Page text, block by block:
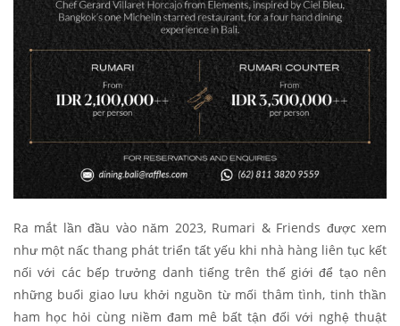
Ra mắt lần đầu vào năm 2023, Rumari & Friends được xem
như một nấc thang phát triển tất yếu khi nhà hàng liên tục kết
nối với các bếp trưởng danh tiếng trên thế giới để tạo nên
những buổi giao lưu khởi nguồn từ mối thâm tình, tinh thần
ham học hỏi cùng niềm đam mê bất tận đối với nghệ thuật